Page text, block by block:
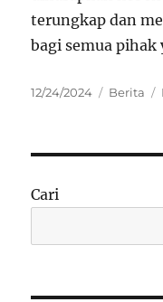
terungkap dan
bagi semua
Posted
12/24/2024 Berita
Cari